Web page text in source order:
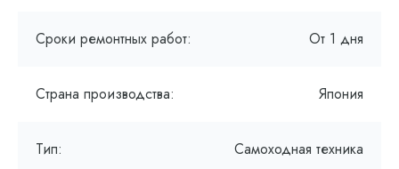
Сроки ремонтных работ: От 1 дня
Страна производства: Япония
Тип: Самоходная техника